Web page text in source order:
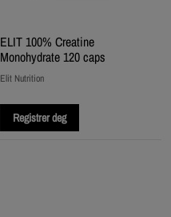
ELIT 100% Creatine
Monohydrate 120 caps
Elit Nutrition
Registrer deg